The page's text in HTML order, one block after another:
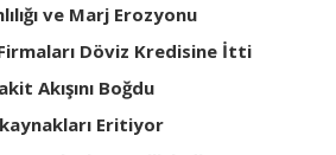
ve Marj Erozyonu
Döviz Kredisine İtti
Akışını Boğdu
Eritiyor